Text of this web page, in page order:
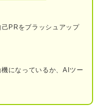
系の仕事
ニア
PRをブラッシュアップ
になっているか、AIツー